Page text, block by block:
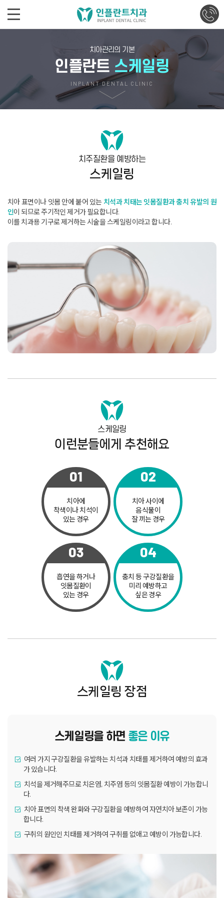
치아관리의 기본
인플란트 스케일링
INPLANT DENTAL CLINIC
치주질환을 예방하는
스케일링
치아 표면이나 잇몸 안에 붙어 있는 치석과 치태는 잇몸질환과 충치 유발의 원
인이 되므로 주기적인 제거가 필요합니다.
이를 치과용 기구로 제거하는 시술을 스케일링이라고 합니다.
스케일링
이런분들에게 추천해요
01
치아에
착색이나치석이
있는 경우
02
치아 사이에
음식물이
잘 끼는 경우
03
흡연을 하거나
잇몸질환이
있는 경우
04
충치 등 구강질환을
미리 예방하고
싶은 경우
스케일링 장점
스케일링을 하면 좋은 이유
여러 가지 구강질환을 유발하는 치석과 치태를 제거하여 예방의 효과
가 있습니다.
치석을 제거해주므로 치은염, 치주염 등의 잇몸질환 예방이 가능합니
다.
치아 표면의 착색 완화와 구강질환을 예방하여 자연치아 보존이 가능
합니다.
구취의 원인인 치태를 제거하여 구취를 없애고 예방이 가능합니다.